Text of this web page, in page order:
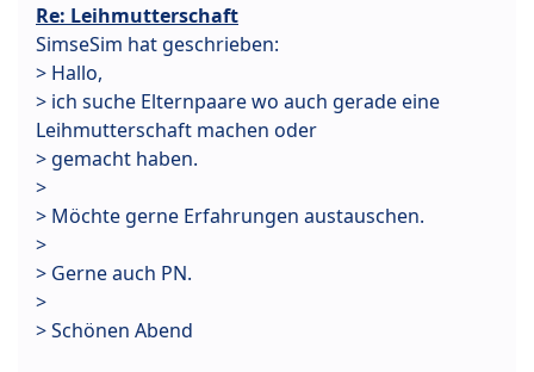
Re: Leihmutterschaft
SimseSim hat geschrieben:
> Hallo,
> ich suche Elternpaare wo auch gerade eine
Leihmutterschaft machen oder
> gemacht haben.
>
> Möchte gerne Erfahrungen austauschen.
>
> Gerne auch PN.
>
> Schönen Abend